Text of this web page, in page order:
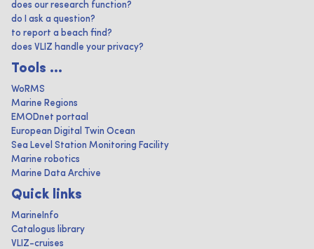
does our research function?
do I ask a question?
to report a beach find?
does VLIZ handle your privacy?
Tools ...
WoRMS
Marine Regions
EMODnet portaal
European Digital Twin Ocean
Sea Level Station Monitoring Facility
Marine robotics
Marine Data Archive
Quick links
MarineInfo
Catalogus library
VLIZ-cruises